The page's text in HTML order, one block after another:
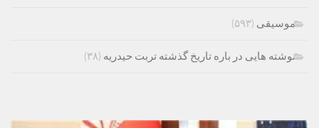
موسیقی (۵۹۳)
نوشته هایی در باره تاریخ گذشته تربت حیدریه (۳۸)